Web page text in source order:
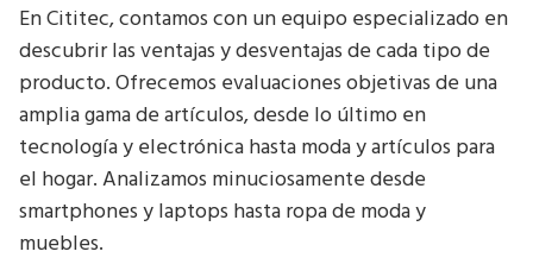
En Cititec, contamos con un equipo especializado en
descubrir las ventajas y desventajas de cada tipo de
producto. Ofrecemos evaluaciones objetivas de una
amplia gama de artículos, desde lo último en
tecnología y electrónica hasta moda y artículos para
el hogar. Analizamos minuciosamente desde
smartphones y laptops hasta ropa de moda y
muebles.